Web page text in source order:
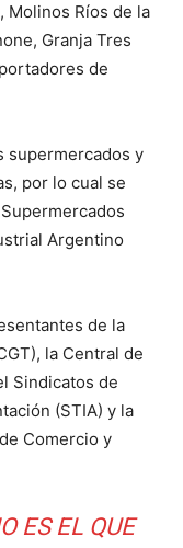
Molinos Ríos de la
Granja Tres
de
supermercados y
por lo cual se
Argentino
de la
la Central de
Sindicatos de
(STIA) y la
Comercio y
ES EL QUE